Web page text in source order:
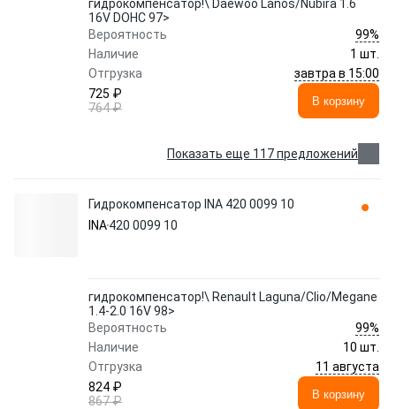
гидрокомпенсатор!\ Daewoo Lanos/Nubira 1.6
16V DOHC 97>
Вероятность
99%
Наличие
1 шт.
Отгрузка
завтра в 15:00
725 ₽
764 ₽
В корзину
Показать еще 117 предложений
Гидрокомпенсатор INA 420 0099 10
INA420 0099 10
гидрокомпенсатор!\ Renault Laguna/Clio/Megane
1.4-2.0 16V 98>
Вероятность
99%
Наличие
10 шт.
Отгрузка
11 августа
824 ₽
867 ₽
В корзину